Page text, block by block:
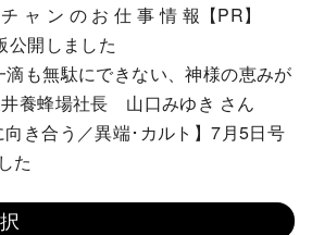
ャ ン の お 仕 事 情 報【PR】
公開しました
も無駄にできない、神様の恵みが
養蜂場社長 山口みゆき さん
向き合う／異端･カルト】7月5日号
た